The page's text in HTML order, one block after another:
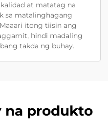
at matatag na
sa matalinghagang
itong tiisin ang
hindi madaling
takda ng buhay.
na produkto